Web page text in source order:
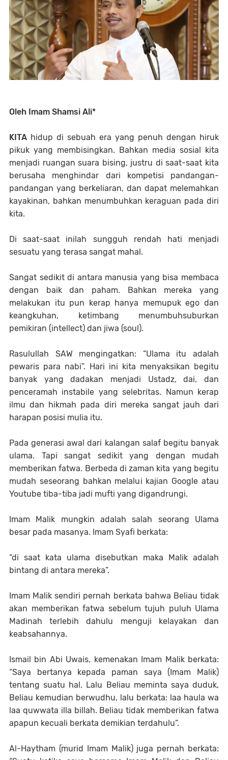
Oleh Imam Shamsi Ali*
KITA hidup di sebuah era yang penuh dengan hiruk
pikuk yang membisingkan. Bahkan media sosial kita
menjadi ruangan suara bising, justru di saat-saat kita
berusaha menghindar dari kompetisi pandangan-
pandangan yang berkeliaran, dan dapat melemahkan
kayakinan, bahkan menumbuhkan keraguan pada diri
kita.
Di saat-saat inilah sungguh rendah hati menjadi
sesuatu yang terasa sangat mahal.
Sangat sedikit di antara manusia yang bisa membaca
dengan baik dan paham. Bahkan mereka yang
melakukan itu pun kerap hanya memupuk ego dan
keangkuhan, ketimbang menumbuhsuburkan
pemikiran (intellect) dan jiwa (soul).
Rasulullah SAW mengingatkan: “Ulama itu adalah
pewaris para nabi”. Hari ini kita menyaksikan begitu
banyak yang dadakan menjadi Ustadz, dai, dan
penceramah instabile yang selebritas. Namun kerap
ilmu dan hikmah pada diri mereka sangat jauh dari
harapan posisi mulia itu.
Pada generasi awal dari kalangan salaf begitu banyak
ulama. Tapi sangat sedikit yang dengan mudah
memberikan fatwa. Berbeda di zaman kita yang begitu
mudah seseorang bahkan melalui kajian Google atau
Youtube tiba-tiba jadi mufti yang digandrungi.
Imam Malik mungkin adalah salah seorang Ulama
besar pada masanya. Imam Syafi berkata:
“di saat kata ulama disebutkan maka Malik adalah
bintang di antara mereka”.
Imam Malik sendiri pernah berkata bahwa Beliau tidak
akan memberikan fatwa sebelum tujuh puluh Ulama
Madinah terlebih dahulu menguji kelayakan dan
keabsahannya.
Ismail bin Abi Uwais, kemenakan Imam Malik berkata:
“Saya bertanya kepada paman saya (Imam Malik)
tentang suatu hal. Lalu Beliau meminta saya duduk,
Beliau kemudian berwudhu, lalu berkata: laa haula wa
laa quwwata illa billah. Beliau tidak memberikan fatwa
apapun kecuali berkata demikian terdahulu”.
Al-Haytham (murid Imam Malik) juga pernah berkata: